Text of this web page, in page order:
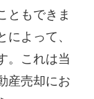
ともできま
よって、
。これは当
産売却にお